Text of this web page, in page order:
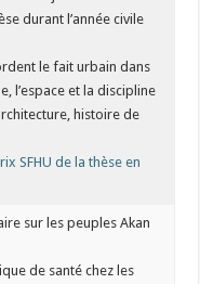
durant l’année civile
le fait urbain dans
l’espace et la discipline
histoire de
SFHU de la thèse en
sur les peuples Akan
de santé chez les